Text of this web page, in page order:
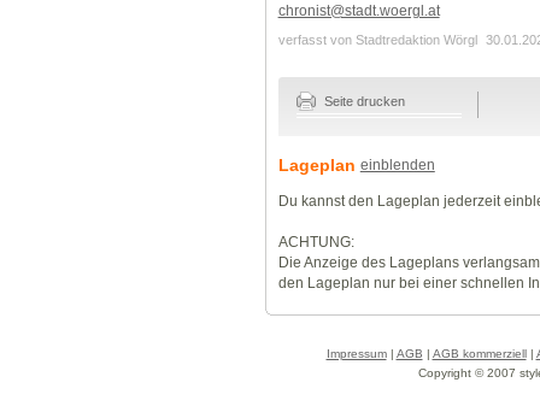
chronist@stadt.woergl.at
verfasst von Stadtredaktion Wörgl
Seite drucken
Lageplan einblenden
Du kannst den Lageplan jederzeit
ACHTUNG:
Die Anzeige des Lageplans
den Lageplan nur bei einer schnellen
Impressum| AGB AGB kommerziell
Copyright © 2007